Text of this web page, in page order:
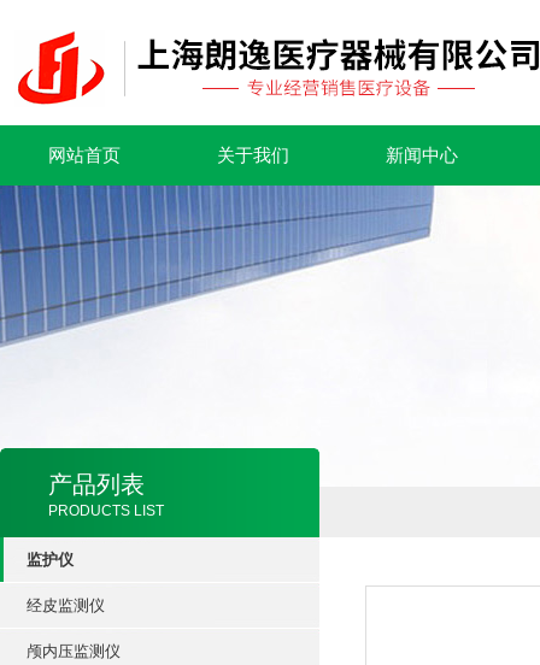
网站首页 关于我们 新闻中心
产品列表
PRODUCTS LIST
监护仪
经皮监测仪
颅内压监测仪